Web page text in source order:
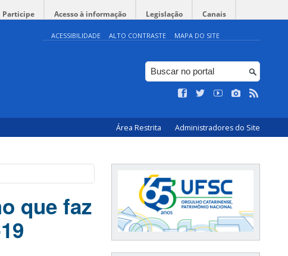
Participe Acesso à informação Legislação Canais
ACESSIBILIDADE ALTO CONTRASTE MAPA DO SITE
Área Restrita Administradores do Site
que faz